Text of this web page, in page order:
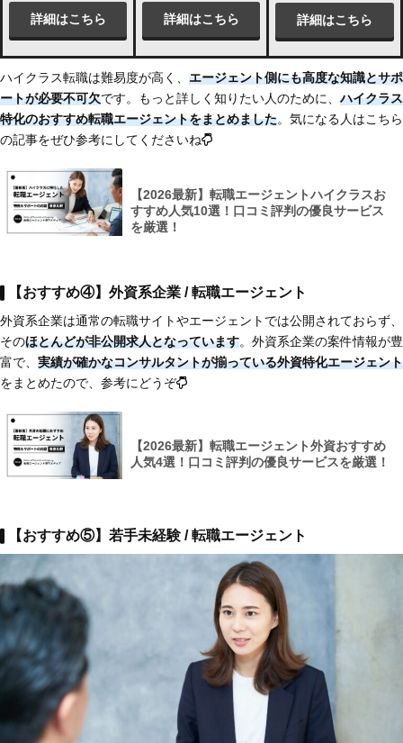
詳細はこちら 詳細はこちら 詳細はこちら
ハイクラス転職は難易度が高く、 エージェント側にも高度な知識とサポ
ートが必要不可欠です。もっと詳しく知りたい人のために、ハイクラス
特化のおすすめ転職エージェントをまとめました。気になる人はこちら
の記事をぜひ参考にしてくださいね
【2026最新】転職エージェントハイクラスお
すすめ人気10選！口コミ評判の優良サービス
を厳選！
【おすすめ④】外資系企業 / 転職エージェント
外資系企業は通常の転職サイトやエージェントでは公開されておらず、
そのほとんどが非公開求人となっています。外資系企業の案件情報が豊
富で、 実績が確かなコンサルタントが揃っている外資特化エージェント
をまとめたので、参考にどうぞ
【2026最新】転職エージェント外資おすすめ
人気4選！口コミ評判の優良サービスを厳選！
【おすすめ⑤】若手未経験 / 転職エージェント